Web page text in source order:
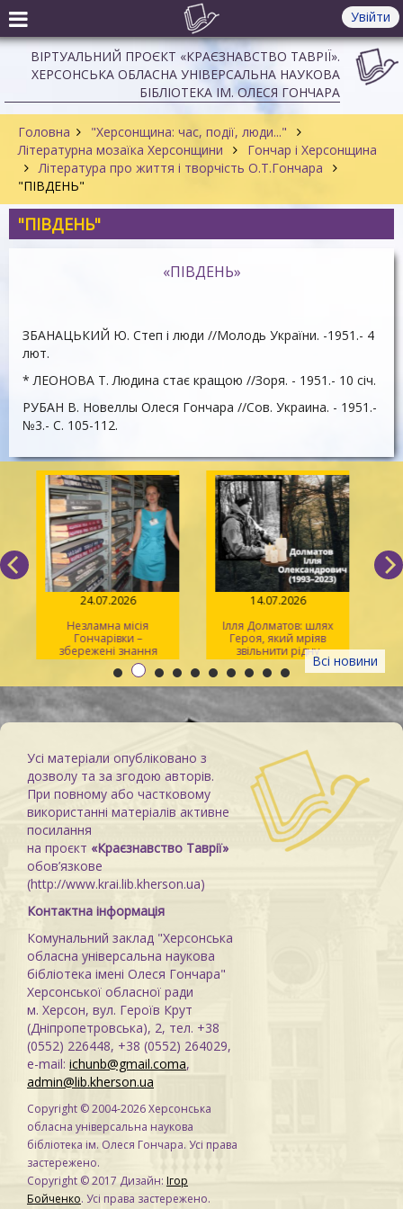
Увійти
ВІРТУАЛЬНИЙ ПРОЄКТ «КРАЄЗНАВСТВО ТАВРІЇ».
ХЕРСОНСЬКА ОБЛАСНА УНІВЕРСАЛЬНА НАУКОВА
БІБЛІОТЕКА ІМ. ОЛЕСЯ ГОНЧАРА
Головна
"Херсонщина: час, події, люди..."
Літературна мозаїка Херсонщини
Гончар і Херсонщина
Література про життя і творчість О.Т.Гончара
"ПІВДЕНЬ"
"ПІВДЕНЬ"
«ПІВДЕНЬ»
ЗБАНАЦЬКИЙ Ю. Степ і люди //Молодь України. -1951.- 4
лют.
* ЛЕОНОВА Т. Людина стає кращою //Зоря. - 1951.- 10 січ.
РУБАН В. Новеллы Олеся Гончара //Сов. Украина. - 1951.-
№3.- С. 105-112.
Всі новини
24.07.2026
Незламна місія
Гончарівки –
збережені знання
14.07.2026
Ілля Долматов: шлях
Героя, який мріяв
звільнити рідну
Каховку
Усі матеріали опубліковано з
дозволу та за згодою авторів.
При повному або частковому
використанні матеріалів активне
посилання
на проєкт «Краєзнавство Таврії»
обов’язкове
(http://www.krai.lib.kherson.ua)
Контактна інформація
Комунальний заклад "Херсонська
обласна універсальна наукова
бібліотека імені Олеся Гончара"
Херсонської обласної ради
м. Херсон, вул. Героїв Крут
(Дніпропетровська), 2, тел. +38
(0552) 226448, +38 (0552) 264029,
e-mail: ichunb@gmail.coma,
admin@lib.kherson.ua
Copyright © 2004-2026 Херсонська
обласна універсальна наукова
бібліотека ім. Олеся Гончара. Усі права
застережено.
Copyright © 2017 Дизайн: Ігор
Бойченко. Усі права застережено.